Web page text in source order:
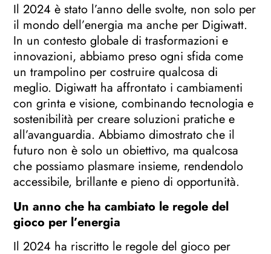
Il 2024 è stato l’anno delle svolte, non solo per
il mondo dell’energia ma anche per Digiwatt.
In un contesto globale di trasformazioni e
innovazioni, abbiamo preso ogni sfida come
un trampolino per costruire qualcosa di
meglio. Digiwatt ha affrontato i cambiamenti
con grinta e visione, combinando tecnologia e
sostenibilità per creare soluzioni pratiche e
all’avanguardia. Abbiamo dimostrato che il
futuro non è solo un obiettivo, ma qualcosa
che possiamo plasmare insieme, rendendolo
accessibile, brillante e pieno di opportunità.
Un anno che ha cambiato le regole del
gioco per l’energia
Il 2024 ha riscritto le regole del gioco per